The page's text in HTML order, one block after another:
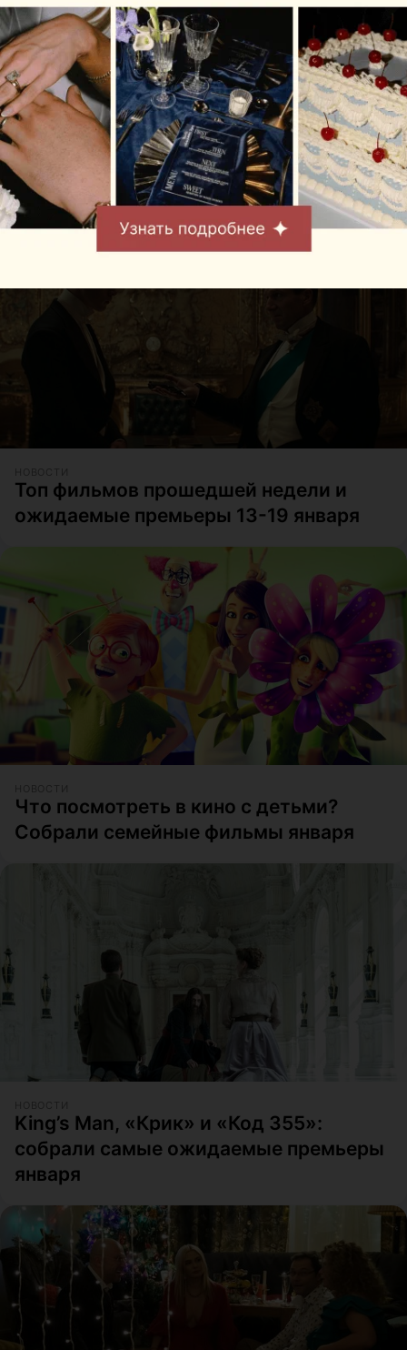
НОВОСТИ
Кинофестиваль спортивных фильмов
SNOWVISION пройдет в минском
кинотеатре
Топ фильмов прошедшей недели и
ожидаемые премьеры 13-19 января
Что посмотреть в кино с детьми?
Собрали семейные фильмы января
King’s Man, «Крик» и «Код 355»:
собрали самые ожидаемые премьеры
января